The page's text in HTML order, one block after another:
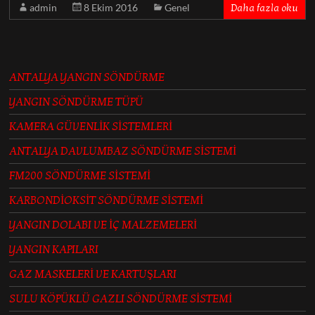
admin 8 Ekim 2016 Genel Daha fazla oku
ANTALYA YANGIN SÖNDÜRME
YANGIN SÖNDÜRME TÜPÜ
KAMERA GÜVENLİK SİSTEMLERİ
ANTALYA DAVLUMBAZ SÖNDÜRME SİSTEMİ
FM200 SÖNDÜRME SİSTEMİ
KARBONDİOKSİT SÖNDÜRME SİSTEMİ
YANGIN DOLABI VE İÇ MALZEMELERİ
YANGIN KAPILARI
GAZ MASKELERİ VE KARTUŞLARI
SULU KÖPÜKLÜ GAZLI SÖNDÜRME SİSTEMİ